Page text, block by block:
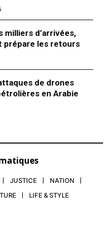
milliers d’arrivées,
prépare les retours
de drones
en Arabie
JUSTICE
NATION
LIFE & STYLE